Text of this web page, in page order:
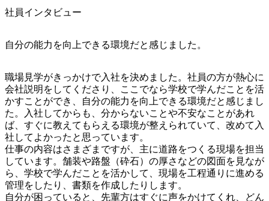
社員インタビュー
自分の能力を向上できる環境だと感じました。
職場見学がきっかけで入社を決めました。社員の方が熱心に
会社説明をしてくださり、ここでなら学校で学んだことを活
かすことができ、自分の能力を向上できる環境だと感じまし
た。入社してからも、分からないことや不安なことがあれ
ば、すぐに教えてもらえる環境が整えられていて、改めて入
社してよかったと思っています。
仕事の内容はさまざまですが、主に道路をつくる現場を担当
しています。舗装や路盤（砕石）の厚さなどの図面を見なが
ら、学校で学んだことを活かして、現場を工程通りに進める
管理をしたり、書類を作成したりします。
自分が困っていると、先輩方はすぐに声をかけてくれ、どん